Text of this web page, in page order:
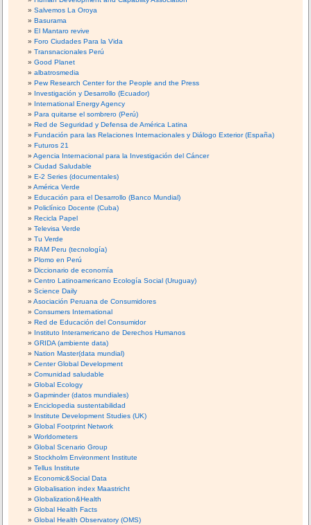
Salvemos La Oroya
Basurama
El Mantaro revive
Foro Ciudades Para la Vida
Transnacionales Perú
Good Planet
albatrosmedia
Pew Research Center for the People and the Press
Investigación y Desarrollo (Ecuador)
International Energy Agency
Para quitarse el sombrero (Perú)
Red de Seguridad y Defensa de América Latina
Fundación para las Relaciones Internacionales y Diálogo Exterior (España)
Futuros 21
Agencia Internacional para la Investigación del Cáncer
Ciudad Saludable
E-2 Series (documentales)
América Verde
Educación para el Desarrollo (Banco Mundial)
Policlínico Docente (Cuba)
Recicla Papel
Televisa Verde
Tu Verde
RAM Peru (tecnología)
Plomo en Perú
Diccionario de economía
Centro Latinoamericano Ecología Social (Uruguay)
Science Daily
Asociación Peruana de Consumidores
Consumers International
Red de Educación del Consumidor
Instituto Interamericano de Derechos Humanos
GRIDA (ambiente data)
Nation Master(data mundial)
Center Global Development
Comunidad saludable
Global Ecology
Gapminder (datos mundiales)
Enciclopedia sustentabilidad
Institute Development Studies (UK)
Global Footprint Network
Worldometers
Global Scenario Group
Stockholm Environment Institute
Tellus Institute
Economic&Social Data
Globalisation index Maastricht
Globalization&Health
Global Health Facts
Global Health Observatory (OMS)